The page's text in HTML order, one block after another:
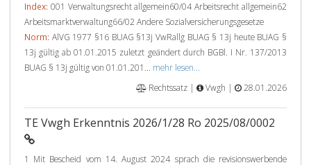
Index: 001 Verwaltungsrecht allgemein60/04 Arbeitsrecht allgemein62
Arbeitsmarktverwaltung66/02 Andere Sozialversicherungsgesetze
Norm: AlVG 1977 §16 BUAG §13j VwRallg BUAG § 13j heute BUAG §
13j gültig ab 01.01.2015 zuletzt geändert durch BGBl. I Nr. 137/2013
BUAG § 13j gültig von 01.01.201... mehr lesen...
Rechtssatz |
Vwgh | 28.01.2026
TE Vwgh Erkenntnis 2026/1/28 Ro 2025/08/0002
1 Mit Bescheid vom 14. August 2024 sprach die revisionswerbende